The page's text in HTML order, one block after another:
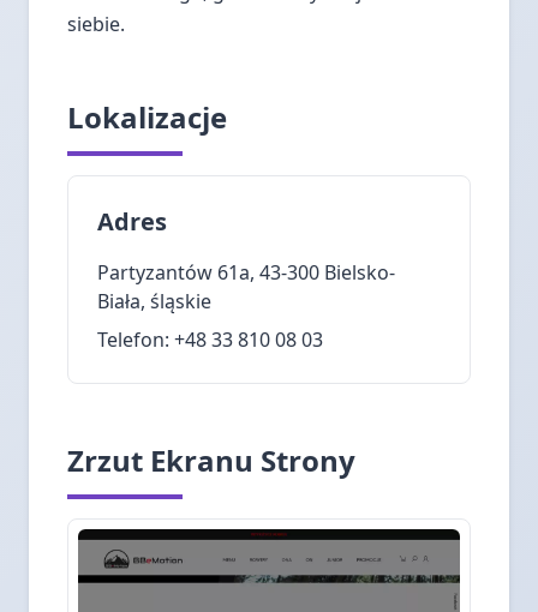
siebie.
Lokalizacje
Adres
Partyzantów 61a, 43-300 Bielsko-
Biała, śląskie
Telefon: +48 33 810 08 03
Zrzut Ekranu Strony